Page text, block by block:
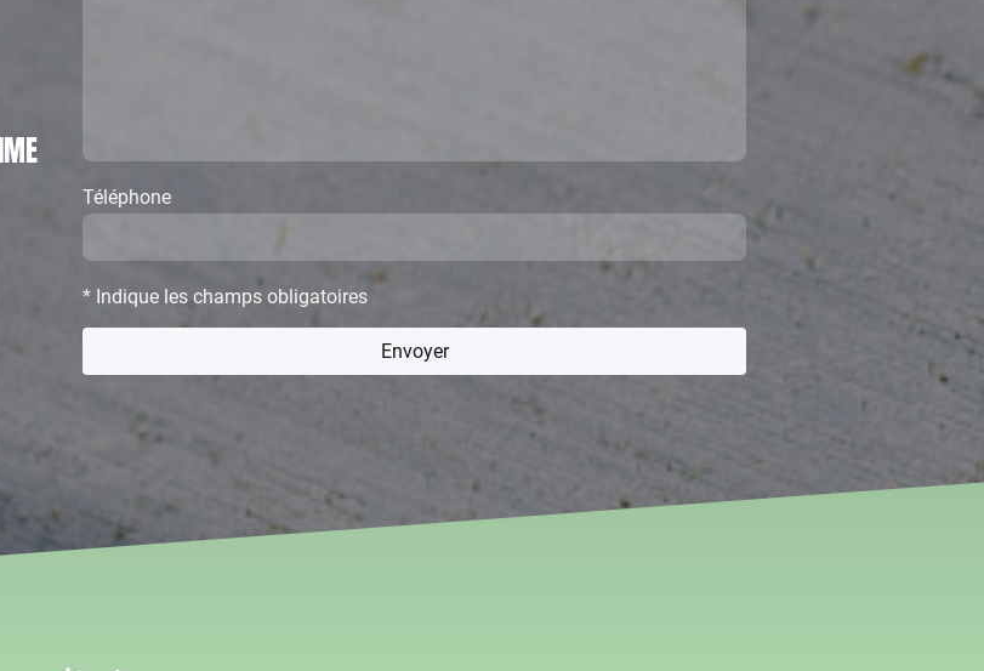
Téléphone
* Indique les champs obligatoires
Envoyer